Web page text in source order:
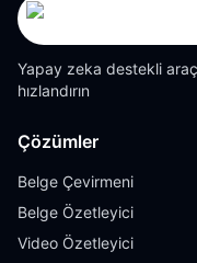
Yapay zeka destekli
hızlandırın
Çözümler
Belge Çevirmeni
Belge Özetleyici
Video Özetleyici